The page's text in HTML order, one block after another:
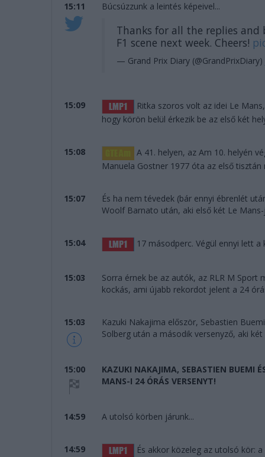
15:11 Búcsúzzunk a leintés képeivel...
Thanks for all the replies
F1 scene next week. Cheers!
— Grand Prix Diary (@GrandPrixDiary)
15:09
Ritka szoros volt az idei Le
hogy körön belül érkezik be az első két
15:08
A 41. helyen, az Am 10. helyén
Manuela Gostner 1977 óta az első
15:07
És ha nem tévedek (bár ennyi ébrenlét
Woolf Barnato után, aki első két Le
15:04 17 másodperc. Végül ennyi lett
15:03
Sorra érnek be az autók, az RLR M
kockás, ami újabb rekordot jelent a 24
15:03
Kazuki Nakajima először, Sebastien
Solberg után a második versenyző, aki
15:00
KAZUKI NAKAJIMA, SEBASTIEN BUEMI
MANS-I 24 ÓRÁS VERSENYT!
14:59 A utolsó körben járunk...
14:59
És akkor közeleg az utolsó kör: